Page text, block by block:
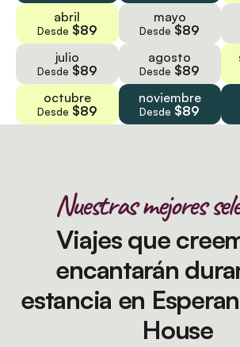
abril
Desde $89
mayo
Desde $89
julio
Desde $89
agosto
Desde $89
octubre
Desde $89
noviembre
Desde $89
Nuestras mejores
Viajes que
encantarán
estancia en
House